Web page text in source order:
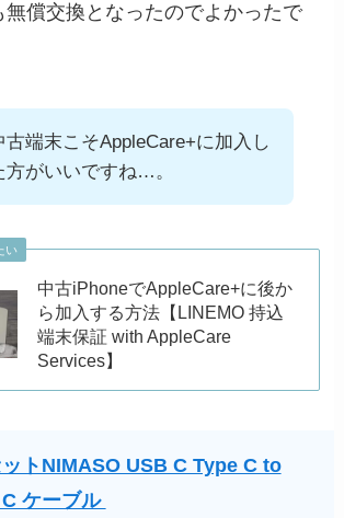
無償交換となったのでよかったで
古端末こそAppleCare+に加入し
方がいいですね…。
い
中古iPhoneでAppleCare+に後か
ら加入する方法【LINEMO 持込
端末保証 with AppleCare
Services】
トNIMASO USB C Type C to
ケーブル